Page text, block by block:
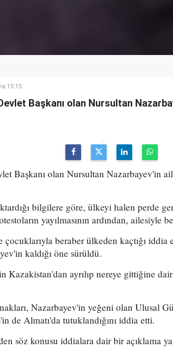
15:15
Başkanı olan Nursultan
Başkanı olan Nursultan Nazarbayev'in
bilgilere göre, ülkeyi halen perde
yayılmasının ardından, ailesiyle
çocuklarıyla beraber ülkeden kaçtığı
kaldığı öne sürüldü.
Kazakistan'dan ayrılıp nereye gittiğine
Nazarbayev'in yeğeni olan Ulusal
'in de Almatı'da tutuklandığını iddia etti.
söz konusu iddialara dair bir açıklama